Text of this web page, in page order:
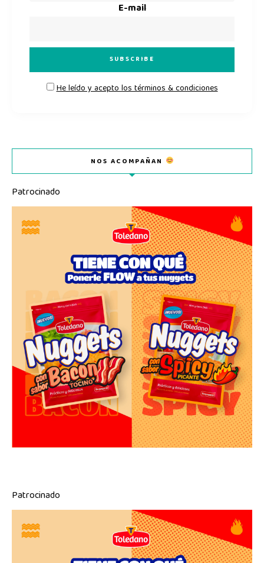
E-mail
He leído y acepto los términos & condiciones
NOS ACOMPAÑAN
Patrocinado
Patrocinado